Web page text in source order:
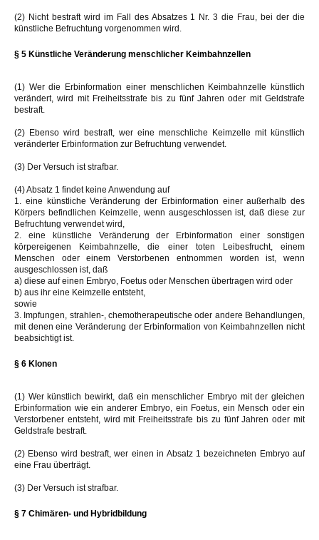
(2) Nicht bestraft wird im Fall des Absatzes 1 Nr. 3 die Frau, bei der die
künstliche Befruchtung vorgenommen wird.
§ 5 Künstliche Veränderung menschlicher Keimbahnzellen
(1) Wer die Erbinformation einer menschlichen Keimbahnzelle künstlich
verändert, wird mit Freiheitsstrafe bis zu fünf Jahren oder mit Geldstrafe
bestraft.
(2) Ebenso wird bestraft, wer eine menschliche Keimzelle mit künstlich
veränderter Erbinformation zur Befruchtung verwendet.
(3) Der Versuch ist strafbar.
(4) Absatz 1 findet keine Anwendung auf
1. eine künstliche Veränderung der Erbinformation einer außerhalb des
Körpers befindlichen Keimzelle, wenn ausgeschlossen ist, daß diese zur
Befruchtung verwendet wird,
2. eine künstliche Veränderung der Erbinformation einer sonstigen
körpereigenen Keimbahnzelle, die einer toten Leibesfrucht, einem
Menschen oder einem Verstorbenen entnommen worden ist, wenn
ausgeschlossen ist, daß
a) diese auf einen Embryo, Foetus oder Menschen übertragen wird oder
b) aus ihr eine Keimzelle entsteht,
sowie
3. Impfungen, strahlen-, chemotherapeutische oder andere Behandlungen,
mit denen eine Veränderung der Erbinformation von Keimbahnzellen nicht
beabsichtigt ist.
§ 6 Klonen
(1) Wer künstlich bewirkt, daß ein menschlicher Embryo mit der gleichen
Erbinformation wie ein anderer Embryo, ein Foetus, ein Mensch oder ein
Verstorbener entsteht, wird mit Freiheitsstrafe bis zu fünf Jahren oder mit
Geldstrafe bestraft.
(2) Ebenso wird bestraft, wer einen in Absatz 1 bezeichneten Embryo auf
eine Frau überträgt.
(3) Der Versuch ist strafbar.
§ 7 Chimären- und Hybridbildung